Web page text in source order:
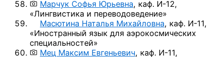
Марчук Софья Юрьевна, каф. И-12,
«Лингвистика и переводоведение»
Масютина Наталья Михайловна, каф. И-11,
«Иностранный язык для аэрокосмических
специальностей»
Мец Максим Евгеньевич, каф. И-11,